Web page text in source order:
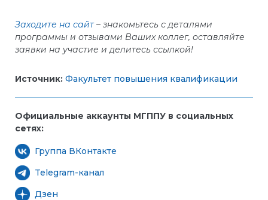
Заходите на сайт– знакомьтесь с деталями
программы и отзывами Ваших коллег, оставляйте
заявки на участие и делитесь ссылкой!
Источник: Факультет повышения квалификации
Официальные аккаунты МГППУ в социальных
сетях:
Группа ВКонтакте
Telegram-канал
Дзен